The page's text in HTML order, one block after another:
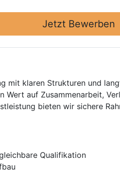
Jetzt Bewerben
mit klaren Strukturen und
auf Zusammenarbeit,
bieten wir sichere
Qualifikation